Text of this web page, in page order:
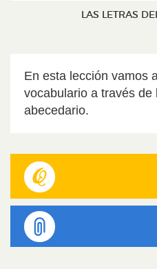
LAS LETRAS
En esta lección vamos
vocabulario a través de
abecedario.